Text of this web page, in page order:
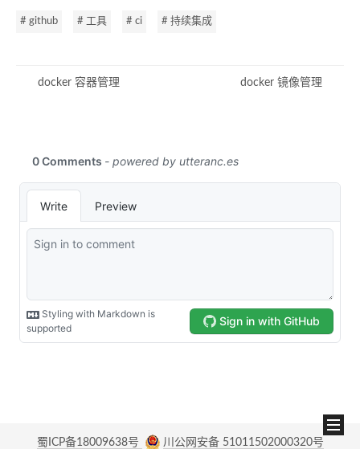
# github # 工具 # ci # 持续集成
docker 容器管理 docker 镜像管理
蜀ICP备18009638号 川公网安备 51011502000320号